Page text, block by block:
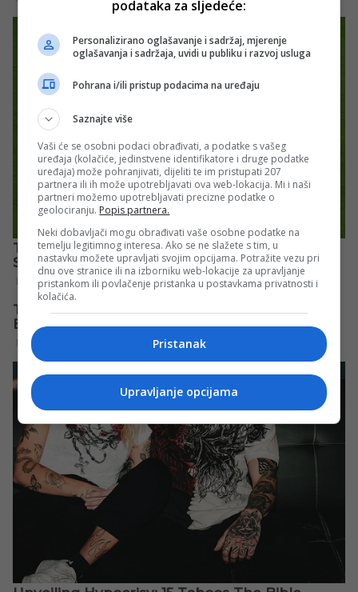
podataka za sljedeće:
Personalizirano oglašavanje i sadržaj, mjerenje
oglašavanja i sadržaja, uvidi u publiku i razvoj usluga
Pohrana i/ili pristup podacima na uređaju
Saznajte više
Vaši će se osobni podaci obrađivati, a podatke s vašeg
uređaja (kolačiće, jedinstvene identifikatore i druge podatke
uređaja) može pohranjivati, dijeliti te im pristupati 207
partnera ili ih može upotrebljavati ova web-lokacija. Mi i naši
partneri možemo upotrebljavati precizne podatke o
geolociranju. Popis partnera.
Neki dobavljači mogu obrađivati vaše osobne podatke na
temelju legitimnog interesa. Ako se ne slažete s tim, u
nastavku možete upravljati svojim opcijama. Potražite vezu pri
dnu ove stranice ili na izborniku web-lokacije za upravljanje
pristankom ili povlačenje pristanka u postavkama privatnosti i
kolačića.
Pristanak
Upravljanje opcijama